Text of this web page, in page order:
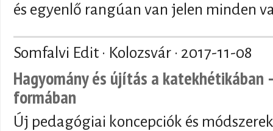
és egyenlő rangúan van jelen minden
Somfalvi Edit · Kolozsvár · 2017-11-08
Hagyomány és újítás a
formában
Új pedagógiai koncepciók és